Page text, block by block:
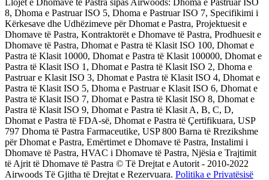
8, Dhoma e Pastruar ISO 5, Dhoma e Pastruar ISO 7, Specifikimi i
Kërkesave dhe Udhëzimeve për Dhomat e Pastra, Projektuesit e
Dhomave të Pastra, Kontraktorët e Dhomave të Pastra, Prodhuesit e
Dhomave të Pastra, Dhomat e Pastra të Klasit ISO 100, Dhomat e
Pastra të Klasit 10000, Dhomat e Pastra të Klasit 100000, Dhomat e
Pastra të Klasit ISO 1, Dhomat e Pastra të Klasit ISO 2, Dhoma e
Pastruar e Klasit ISO 3, Dhomat e Pastra të Klasit ISO 4, Dhomat e
Pastra të Klasit ISO 5, Dhoma e Pastruar e Klasit ISO 6, Dhomat e
Pastra të Klasit ISO 7, Dhomat e Pastra të Klasit ISO 8, Dhomat e
Pastra të Klasit ISO 9, Dhomat e Pastra të Klasit A, B, C, D,
Dhomat e Pastra të FDA-së, Dhomat e Pastra të Çertifikuara, USP
797 Dhoma të Pastra Farmaceutike, USP 800 Barna të Rrezikshme
për Dhomat e Pastra, Emërtimet e Dhomave të Pastra, Instalimi i
Dhomave të Pastra, HVAC i Dhomave të Pastra, Njësia e Trajtimit
të Ajrit të Dhomave të Pastra © Të Drejtat e Autorit - 2010-2022
Airwoods Të Gjitha të Drejtat e Rezervuara. Politika e Privatësisë